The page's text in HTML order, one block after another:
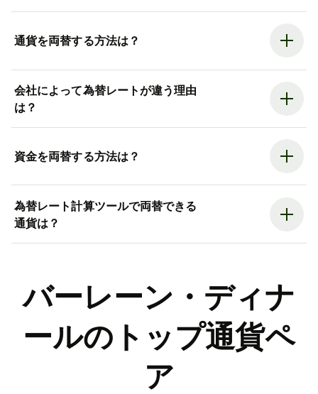
通貨を両替する方法は？
会社によって為替レートが違う理由
は？
資金を両替する方法は？
為替レート計算ツールで両替できる
通貨は？
バーレーン・ディナ
ールのトップ通貨ペ
ア